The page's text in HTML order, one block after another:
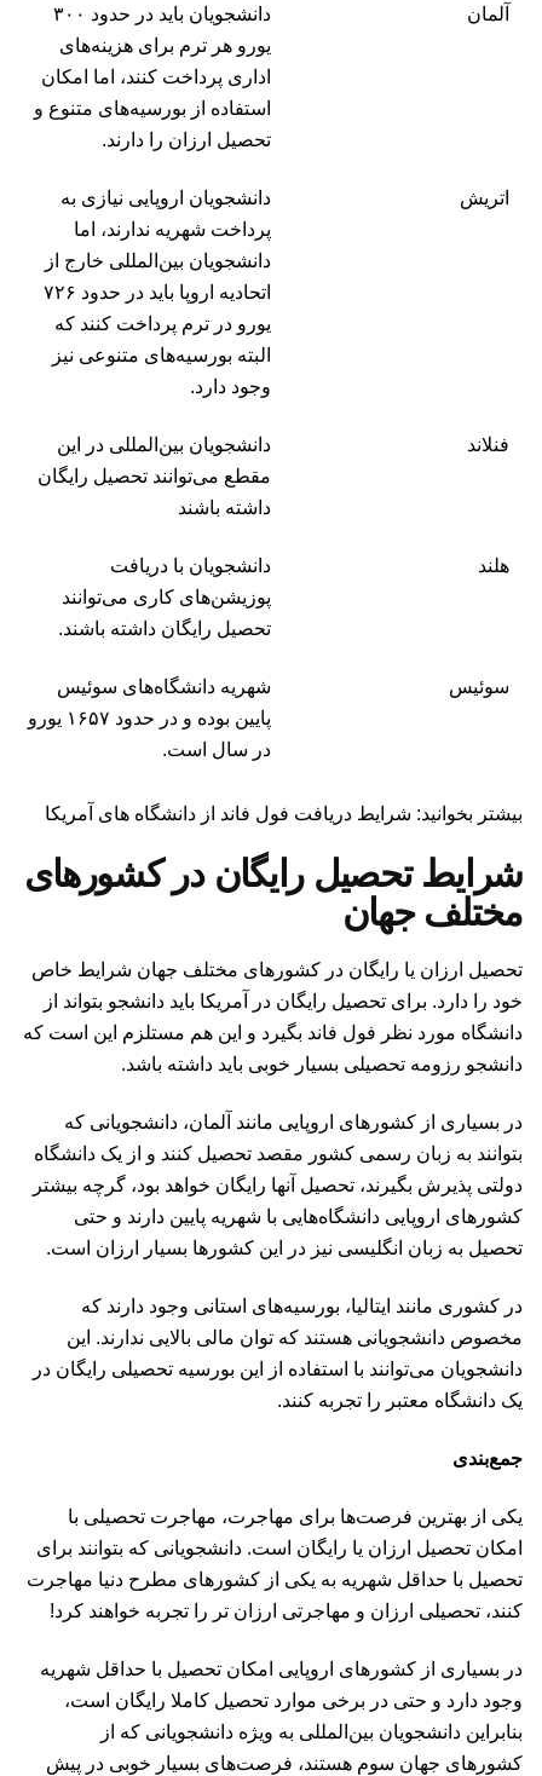
آلمان
دانشجویان باید در حدود ۳۰۰
یورو هر ترم برای هزینه‌های
اداری پرداخت کنند، اما امکان
استفاده از بورسیه‌های متنوع و
تحصیل ارزان را دارند.
اتریش
دانشجویان اروپایی نیازی به
پرداخت شهریه ندارند، اما
دانشجویان بین‌المللی خارج از
اتحادیه اروپا باید در حدود ۷۲۶
یورو در ترم پرداخت کنند که
البته بورسیه‌های متنوعی نیز
وجود دارد.
فنلاند
دانشجویان بین‌المللی در این
مقطع می‌توانند تحصیل رایگان
داشته باشند
هلند
دانشجویان با دریافت
پوزیشن‌های کاری می‌توانند
تحصیل رایگان داشته باشند.
سوئیس
شهریه دانشگاه‌های سوئیس
پایین بوده و در حدود ۱۶۵۷ یورو
در سال است.
بیشتر بخوانید: شرایط دریافت فول فاند از دانشگاه های آمریکا
شرایط تحصیل رایگان در کشورهای
مختلف جهان
تحصیل ارزان یا رایگان در کشورهای مختلف جهان شرایط خاص
خود را دارد. برای تحصیل رایگان در آمریکا باید دانشجو بتواند از
دانشگاه مورد نظر فول فاند بگیرد و این هم مستلزم این است که
دانشجو رزومه تحصیلی بسیار خوبی باید داشته باشد.
در بسیاری از کشورهای اروپایی مانند آلمان، دانشجویانی که
بتوانند به زبان رسمی کشور مقصد تحصیل کنند و از یک دانشگاه
دولتی پذیرش بگیرند، تحصیل آنها رایگان خواهد بود، گرچه بیشتر
کشورهای اروپایی دانشگاه‌هایی با شهریه پایین دارند و حتی
تحصیل به زبان انگلیسی نیز در این کشورها بسیار ارزان است.
در کشوری مانند ایتالیا، بورسیه‌های استانی وجود دارند که
مخصوص دانشجویانی هستند که توان مالی بالایی ندارند. این
دانشجویان می‌توانند با استفاده از این بورسیه تحصیلی رایگان در
یک دانشگاه معتبر را تجربه کنند.
جمع‌بندی
یکی از بهترین فرصت‌ها برای مهاجرت، مهاجرت تحصیلی با
امکان تحصیل ارزان یا رایگان است. دانشجویانی که بتوانند برای
تحصیل با حداقل شهریه به یکی از کشورهای مطرح دنیا مهاجرت
کنند، تحصیلی ارزان و مهاجرتی ارزان تر را تجربه خواهند کرد!
در بسیاری از کشورهای اروپایی امکان تحصیل با حداقل شهریه
وجود دارد و حتی در برخی موارد تحصیل کاملا رایگان است،
بنابراین دانشجویان بین‌المللی به ویژه دانشجویانی که از
کشورهای جهان سوم هستند، فرصت‌های بسیار خوبی در پیش